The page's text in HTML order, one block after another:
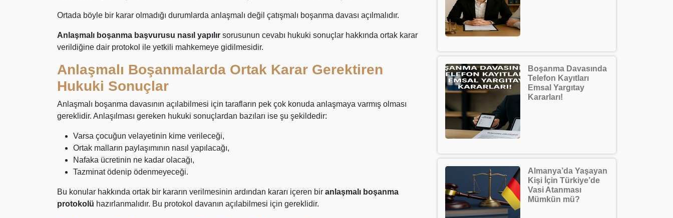
Ortada böyle bir karar olmadığı durumlarda anlaşmalı değil çatışmalı boşanma davası açılmalıdır.
Anlaşmalı boşanma başvurusu nasıl yapılır sorusunun cevabı hukuki sonuçlar hakkında ortak karar
verildiğine dair protokol ile yetkili mahkemeye gidilmesidir.
Anlaşmalı Boşanmalarda Ortak Karar Gerektiren
Hukuki Sonuçlar
Anlaşmalı boşanma davasının açılabilmesi için tarafların pek çok konuda anlaşmaya varmış olması
gereklidir. Anlaşılması gereken hukuki sonuçlardan bazıları ise şu şekildedir:
Varsa çocuğun velayetinin kime verileceği,
Ortak malların paylaşımının nasıl yapılacağı,
Nafaka ücretinin ne kadar olacağı,
Tazminat ödenip ödenmeyeceği.
Bu konular hakkında ortak bir kararın verilmesinin ardından kararı içeren bir anlaşmalı boşanma
protokolü hazırlanmalıdır. Bu protokol davanın açılabilmesi için gereklidir.
Boşanma Davasında
Telefon Kayıtları
Emsal Yargıtay
Kararları!
Almanya’da Yaşayan
Kişi İçin Türkiye’de
Vasi Atanması
Mümkün mü?